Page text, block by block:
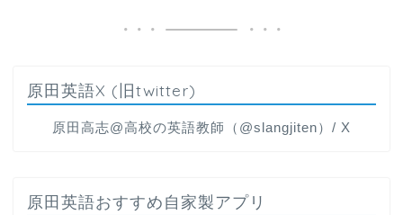
原田英語X (旧twitter)
原田高志@高校の英語教師（@slangjiten）/ X
原田英語おすすめ自家製アプリ